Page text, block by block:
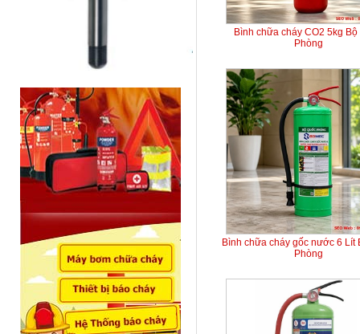
Bình chữa cháy CO2 5kg Bộ
Phòng
Bình chữa cháy gốc nước 6 Lít
Phòng